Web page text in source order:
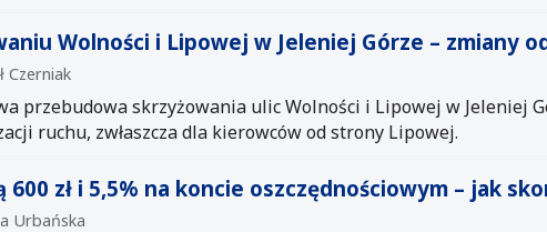
Wolności i Lipowej w Jeleniej Górze – zmiany
Czerniak
przebudowa skrzyżowania ulic Wolności i Lipowej w Jeleniej
ruchu, zwłaszcza dla kierowców od strony Lipowej.
600 zł i 5,5% na koncie oszczędnościowym – jak
Urbańska